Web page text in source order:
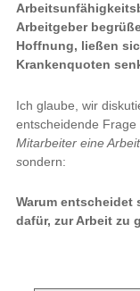
Arbeitgeber
Hoffnung, ließen
Krankenquoten
Ich glaube, wir
entscheidende Frage
Mitarbeiter eine
sondern:
Warum entscheidet
dafür, zur Arbeit zu